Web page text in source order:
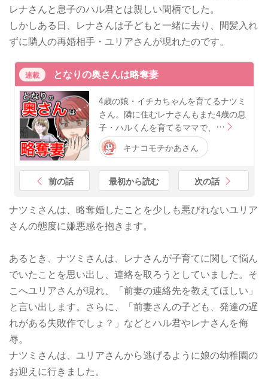
レナさんと息子のハル君とは親しい間柄でした。
しかしある日、レナさんは子どもと一緒に去り、間髪入れ
ずに隣人の再婚相手・ユリアさんが現れたのです。
連載 となりの奥さんは略奪妻
4歳の娘・イチカちゃんを育てるナツミ
さん。隣に住むレナさんもまた4歳の息
子・ハルくんを育てるママで、…
キナコモチかあさん
前の話 最初から読む 次の話
ナツミさんは、略奪婚したことを少しも悪びれないユリア
さんの態度に嫌悪感を抱きます。
あるとき、ナツミさんは、レナさんが子育てに関して悩ん
でいたことを思い出し、連絡を取ろうとしていました。そ
こへユリアさんが現れ、「前妻の連絡先を教えてほしい」
と言い出します。さらに、「前妻さんの子ども、発達の遅
れがある失敗作でしょ？」などとハル君やレナさんを侮
辱。
ナツミさんは、ユリアさんから逃げるように娘の幼稚園の
お迎えに行きました。